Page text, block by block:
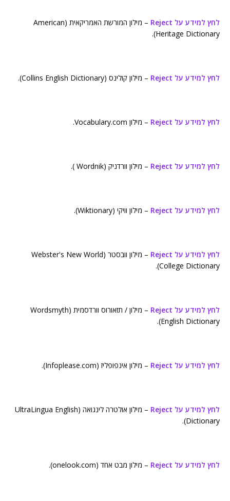
לחץ למידע על Reject
– מילון המורשת האמריקאית (American
Heritage Dictionary).
לחץ למידע על Reject – מילון קולינס (Collins English Dictionary).
לחץ למידע על Reject – מילון Vocabulary.com.
לחץ למידע על Reject – מילון וורדניק (Wordnik ).
לחץ למידע על Reject – מילון וויקי (Wiktionary).
לחץ למידע על Reject
– מילון וובסטר (Webster's New World
College Dictionary).
לחץ למידע על Reject
– מילון / תזאורוס וורדסמית (Wordsmyth
English Dictionary).
לחץ למידע על Reject – מילון אינפופליז (Infoplease.com).
לחץ למידע על Reject
– מילון אולטרה לינגואה (UltraLingua English
Dictionary).
לחץ למידע על Reject – מילון מבט אחד (onelook.com).